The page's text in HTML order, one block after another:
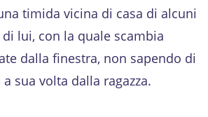
timida vicina di casa di alcuni
lui, con la quale scambia
dalla finestra, non sapendo di
sua volta dalla ragazza.